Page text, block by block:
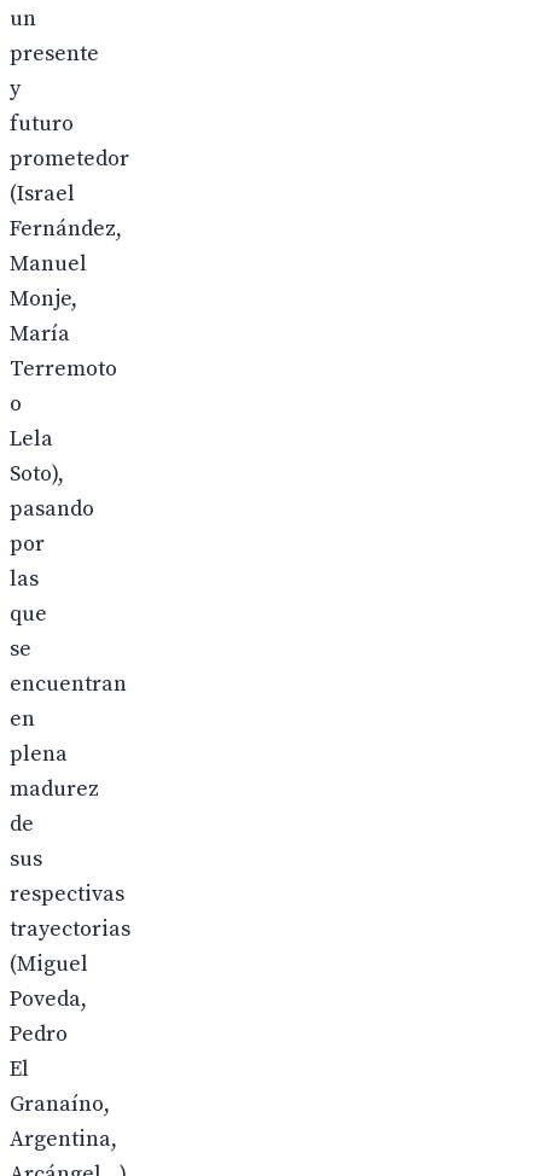
un
presente
y
futuro
prometedor
(Israel
Fernández,
Manuel
Monje,
María
Terremoto
o
Lela
Soto),
pasando
por
las
que
se
encuentran
en
plena
madurez
de
sus
respectivas
trayectorias
(Miguel
Poveda,
Pedro
El
Granaíno,
Argentina,